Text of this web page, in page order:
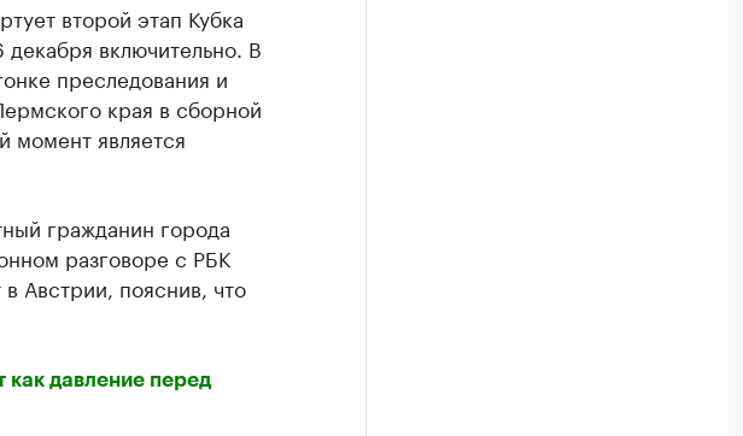
второй этап Кубка
включительно. В
преследования и
края в сборной
момент является
гражданин города
разговоре с РБК
Австрии, пояснив, что
давление перед